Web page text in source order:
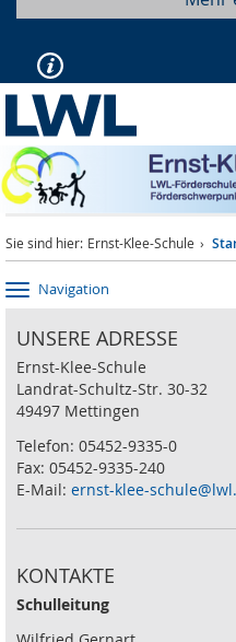
Sie sind hier: Ernst-Klee-Schule
Navigation
UNSERE ADRESSE
Ernst-Klee-Schule
Landrat-Schultz-Str. 30-32
49497 Mettingen
Telefon: 05452-9335-0
Fax: 05452-9335-240
E-Mail: ernst-klee-
KONTAKTE
Schulleitung